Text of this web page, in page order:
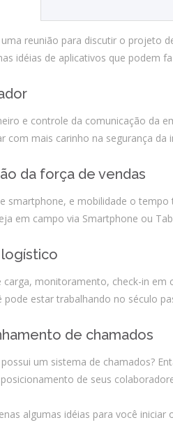
reunião para discutir o projeto
idéias de aplicativos que podem
e controle da comunicação da
com mais carinho na segurança
da força de vendas
smartphone, e mobilidade o
em campo via Smartphone ou
carga, monitoramento, check-in
pode estar trabalhando no século
de chamados
um sistema de chamados?
de seus
algumas idéias para você